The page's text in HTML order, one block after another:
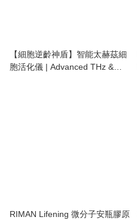
【細胞逆齡神盾】智能太赫茲細
胞活化儀 | Advanced THz &
RIMAN Lifening 微分子安瓶膠原